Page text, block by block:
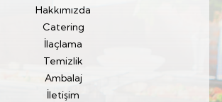
Hakkımızda
Catering
İlaçlama
Temizlik
Ambalaj
İletişim